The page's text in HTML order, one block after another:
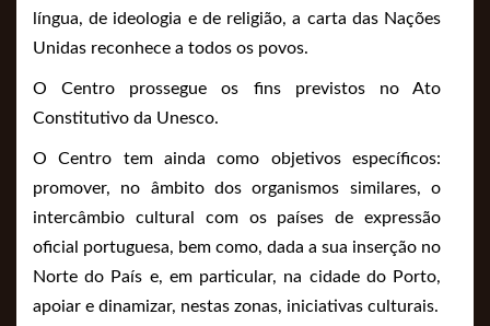
língua, de ideologia e de religião, a carta das Nações
Unidas reconhece a todos os povos.
O Centro prossegue os fins previstos no Ato
Constitutivo da Unesco.
O Centro tem ainda como objetivos específicos:
promover, no âmbito dos organismos similares, o
intercâmbio cultural com os países de expressão
oficial portuguesa, bem como, dada a sua inserção no
Norte do País e, em particular, na cidade do Porto,
apoiar e dinamizar, nestas zonas, iniciativas culturais.